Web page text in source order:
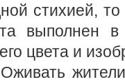
стихией,
выполнен
цвета и